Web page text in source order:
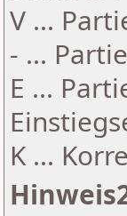
V ...
- ...
E ...
K ...